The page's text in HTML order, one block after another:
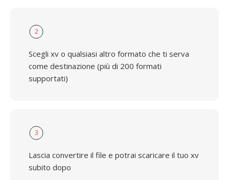
2
Scegli xv o qualsiasi altro formato che ti serva
come destinazione (più di 200 formati
supportati)
3
Lascia convertire il file e potrai scaricare il tuo xv
subito dopo